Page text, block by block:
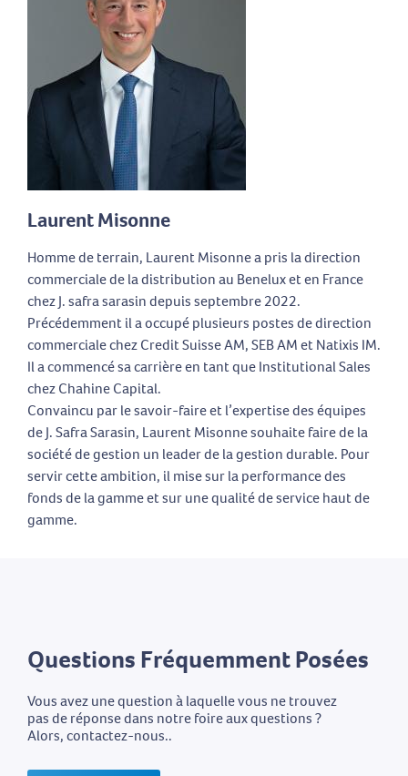
Laurent Misonne
Homme de terrain, Laurent Misonne a pris la direction
commerciale de la distribution au Benelux et en France
chez J. safra sarasin depuis septembre 2022.
Précédemment il a occupé plusieurs postes de direction
commerciale chez Credit Suisse AM, SEB AM et Natixis IM.
Il a commencé sa carrière en tant que Institutional Sales
chez Chahine Capital.
Convaincu par le savoir-faire et l’expertise des équipes
de J. Safra Sarasin, Laurent Misonne souhaite faire de la
société de gestion un leader de la gestion durable. Pour
servir cette ambition, il mise sur la performance des
fonds de la gamme et sur une qualité de service haut de
gamme.
Questions Fréquemment Posées
Vous avez une question à laquelle vous ne trouvez
pas de réponse dans notre foire aux questions ?
Alors, contactez-nous..